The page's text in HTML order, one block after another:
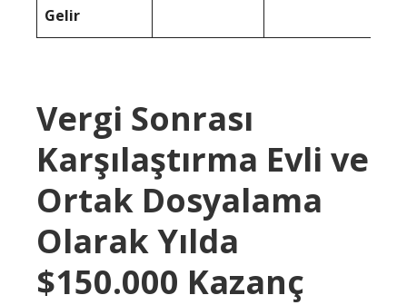
Gelir
Vergi Sonrası
Karşılaştırma Evli ve
Ortak Dosyalama
Olarak Yılda
$150.000 Kazanç